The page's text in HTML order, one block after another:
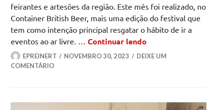
feirantes e artesões da região. Este mês foi realizado, no
Container British Beer, mais uma edição do festival que
tem como intenção principal resgatar o hábito de ir a
eventos ao ar livre. …Continuar lendo
EPREINERT NOVEMBRO 30, 2023
DEIXE UM
COMENTÁRIO